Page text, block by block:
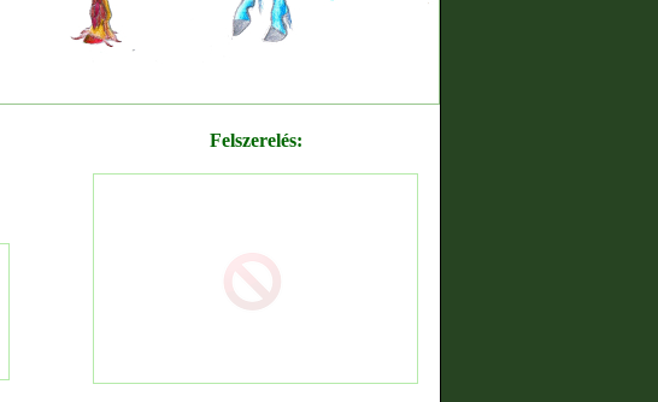
Felszerelés: